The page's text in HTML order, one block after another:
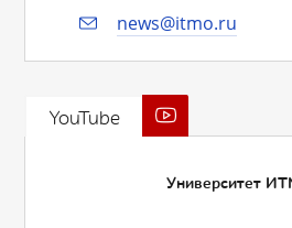
news@itmo.ru
YouTube
Университет